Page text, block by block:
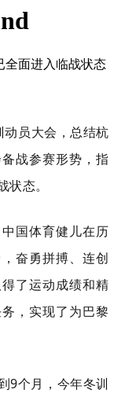
全面进入临战状态
员大会，总结杭
战参赛形势，指
态。
国体育健儿在历
奋勇拼搏、连创
了运动成绩和精
，实现了为巴黎
个月，今年冬训